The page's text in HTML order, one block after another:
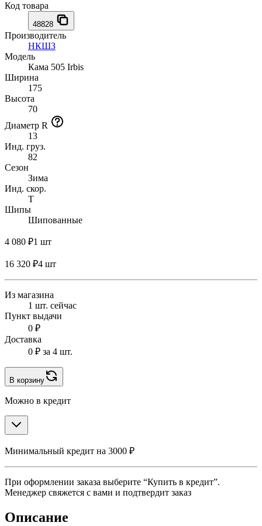
Код товара
48828
Производитель
НКШЗ
Модель
Кама 505 Irbis
Ширина
175
Высота
70
Диаметр R
13
Инд. груз.
82
Сезон
Зима
Инд. скор.
T
Шипы
Шипованные
4 080 ₽1 шт
16 320 ₽4 шт
Из магазина
1 шт. сейчас
Пункт выдачи
0 ₽
Доставка
0 ₽ за 4 шт.
В корзину
Можно в кредит
Минимальный кредит на 3000 ₽
При оформлении заказа выберите “Купить в кредит”.
Менеджер свяжется с вами и подтвердит заказ
Описание